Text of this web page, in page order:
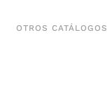
OTROS CATÁLOGOS